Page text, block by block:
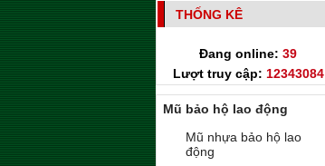
THỐNG KÊ
Đang online: 39
Lượt truy cập: 12343084
Mũ bảo hộ lao động
Mũ nhựa bảo hộ lao
động